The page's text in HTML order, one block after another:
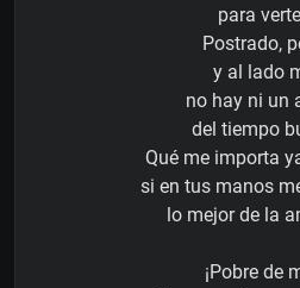
para
Postrado,
y al lado
no hay ni un
del tiempo
Qué me importa
si en tus manos
lo mejor de la
¡Pobre de